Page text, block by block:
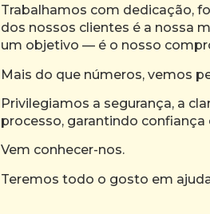
Trabalhamos com dedicação,
dos nossos clientes é a nossa
um objetivo — é o nosso
Mais do que números, vemos
Privilegiamos a segurança, a
processo, garantindo
Vem conhecer-nos.
Teremos todo o gosto em